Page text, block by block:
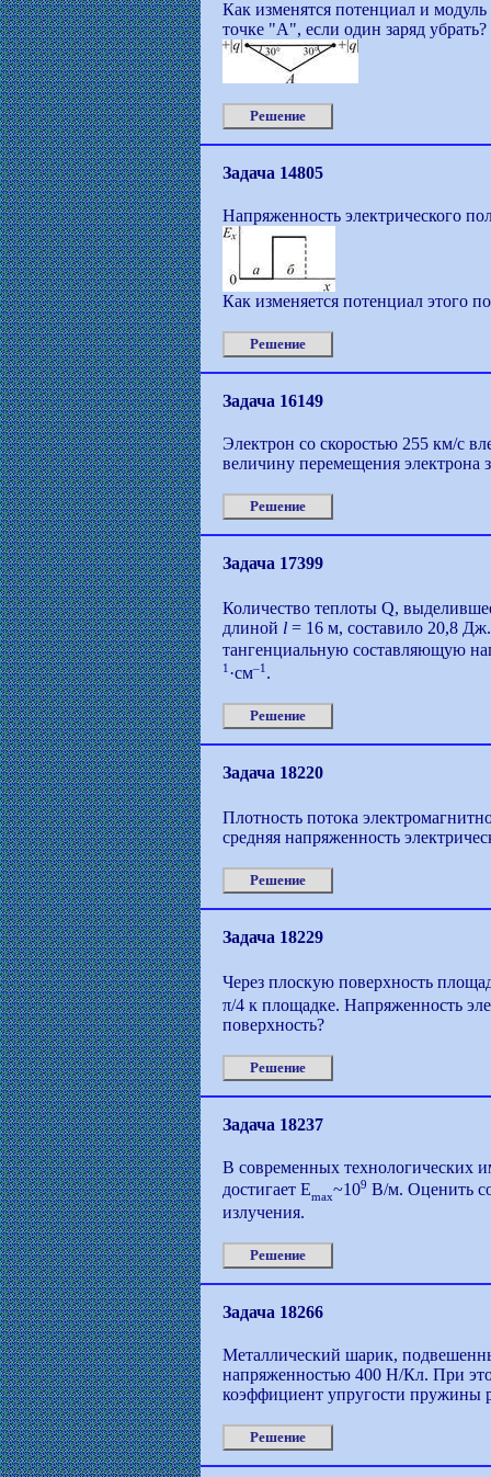
Как изменятся потенциал и
точке "А", если один заряд убрать?
Решение
Задача 14805
Напряженность электрического
Как изменяется потенциал этого
Решение
Задача 16149
Электрон со скоростью 255 км/с
величину перемещения электрона
Решение
Задача 17399
Количество теплоты Q,
длиной l = 16 м, составило 20,8
тангенциальную составляющую
1 ·cм–1 .
Решение
Задача 18220
Плотность потока
средняя напряженность
Решение
Задача 18229
Через плоскую поверхность
π/4 к площадке. Напряженность
поверхность?
Решение
Задача 18237
В современных технологических
достигает Emax~109 В/м. Оценить
излучения.
Решение
Задача 18266
Металлический шарик,
напряженностью 400 Н/Кл. При
коэффициент упругости пружины
Решение